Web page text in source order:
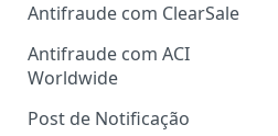
Antifraude com ClearSale
Fingerprint com a ClearSale
Configuração do Fingerprint
na ClearSale
Antifraude com ACI
Worldwide
Fingerprint Web
Post de Notificação